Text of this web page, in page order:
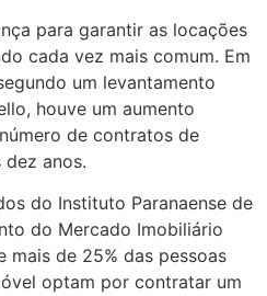
para garantir as locações
cada vez mais comum. Em
um levantamento
houve um aumento
de contratos de
anos.
do Instituto Paranaense de
do Mercado Imobiliário
mais de 25% das pessoas
optam por contratar um